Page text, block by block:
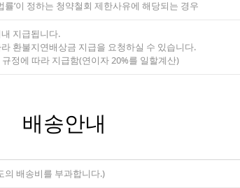
’이 정하는 청약철회 제한사유에 해당되는 경우
지급됩니다.
환불지연배상금 지급을 요청하실 수 있습니다.
정에 따라 지급함(연이자 20%를 일할계산)
배송안내
의 배송비를 부과합니다.)